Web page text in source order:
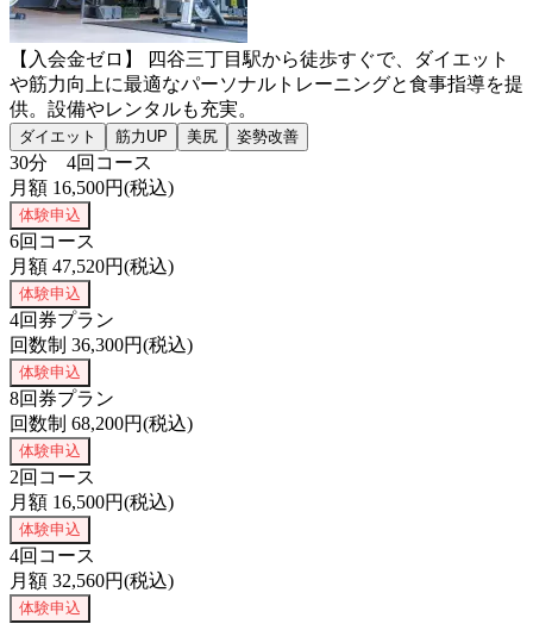
【入会金ゼロ】 四谷三丁目駅から徒歩すぐで、ダイエット
や筋力向上に最適なパーソナルトレーニングと食事指導を提
供。設備やレンタルも充実。
ダイエット 筋力UP 美尻 姿勢改善
30分 4回コース
月額 16,500円(税込)
体験申込
6回コース
月額 47,520円(税込)
体験申込
4回券プラン
回数制 36,300円(税込)
体験申込
8回券プラン
回数制 68,200円(税込)
体験申込
2回コース
月額 16,500円(税込)
体験申込
4回コース
月額 32,560円(税込)
体験申込